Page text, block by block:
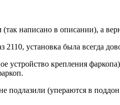
написано в описании), а
установка была всегда
устройство крепления
(упераются в